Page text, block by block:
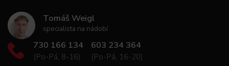
Tomáš Weigl
specialista na nádobí
730 166 134
(Po-Pá, 8-16)
603 234 364
(Po-Pá, 16-20)